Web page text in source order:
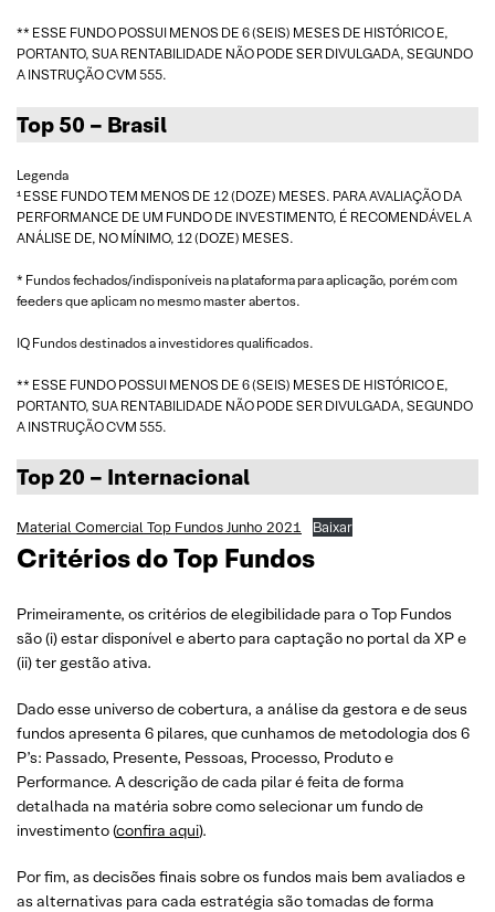
** ESSE FUNDO POSSUI MENOS DE 6 (SEIS) MESES DE HISTÓRICO E,
PORTANTO, SUA RENTABILIDADE NÃO PODE SER DIVULGADA, SEGUNDO
A INSTRUÇÃO CVM 555.
Top 50 – Brasil
Legenda
¹ ESSE FUNDO TEM MENOS DE 12 (DOZE) MESES. PARA AVALIAÇÃO DA
PERFORMANCE DE UM FUNDO DE INVESTIMENTO, É RECOMENDÁVEL A
ANÁLISE DE, NO MÍNIMO, 12 (DOZE) MESES.
* Fundos fechados/indisponíveis na plataforma para aplicação, porém com
feeders que aplicam no mesmo master abertos.
IQ Fundos destinados a investidores qualificados.
** ESSE FUNDO POSSUI MENOS DE 6 (SEIS) MESES DE HISTÓRICO E,
PORTANTO, SUA RENTABILIDADE NÃO PODE SER DIVULGADA, SEGUNDO
A INSTRUÇÃO CVM 555.
Top 20 – Internacional
Material Comercial Top Fundos Junho 2021 Baixar
Critérios do Top Fundos
Primeiramente, os critérios de elegibilidade para o Top Fundos
são (i) estar disponível e aberto para captação no portal da XP e
(ii) ter gestão ativa.
Dado esse universo de cobertura, a análise da gestora e de seus
fundos apresenta 6 pilares, que cunhamos de metodologia dos 6
P’s: Passado, Presente, Pessoas, Processo, Produto e
Performance. A descrição de cada pilar é feita de forma
detalhada na matéria sobre como selecionar um fundo de
investimento (confira aqui).
Por fim, as decisões finais sobre os fundos mais bem avaliados e
as alternativas para cada estratégia são tomadas de forma